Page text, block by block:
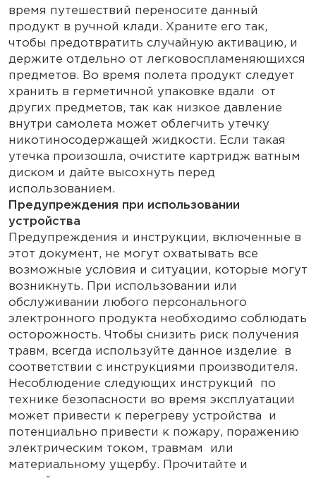
время путешествий переносите данный
продукт в ручной клади. Храните его так,
чтобы предотвратить случайную активацию, и
держите отдельно от легковоспламеняющихся
предметов. Во время полета продукт следует
хранить в герметичной упаковке вдали от
других предметов, так как низкое давление
внутри самолета может облегчить утечку
никотиносодержащей жидкости. Если такая
утечка произошла, очистите картридж ватным
диском и дайте высохнуть перед
использованием.
Предупреждения при использовании
устройства
Предупреждения и инструкции, включенные в
этот документ, не могут охватывать все
возможные условия и ситуации, которые могут
возникнуть. При использовании или
обслуживании любого персонального
электронного продукта необходимо соблюдать
осторожность. Чтобы снизить риск получения
травм, всегда используйте данное изделие в
соответствии с инструкциями производителя.
Несоблюдение следующих инструкций по
технике безопасности во время эксплуатации
может привести к перегреву устройства и
потенциально привести к пожару, поражению
электрическим током, травмам или
материальному ущербу. Прочитайте и